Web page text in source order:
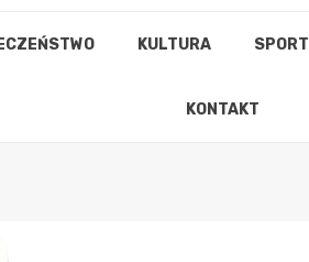
KULTURA SPORT
KONTAKT